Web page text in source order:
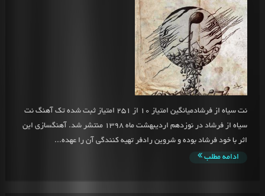
نت سیاه از فرشادمیانگین امتیاز 10 از 251 امتیاز ثبت شده تک آهنگ نت
سیاه از فرشاد در نوزدهم اردیبهشت ماه 1398 منتشر شد. آهنگسازی این
اثر با خود فرشاد بوده و شروین رادفر تهیه کنندگی آن را عهده...
ادامه مطلب